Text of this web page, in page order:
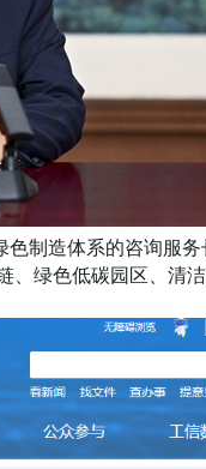
制造体系的咨询服务
绿色低碳园区、清